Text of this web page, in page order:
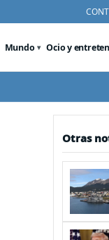
Mundo Ocio y
Otras